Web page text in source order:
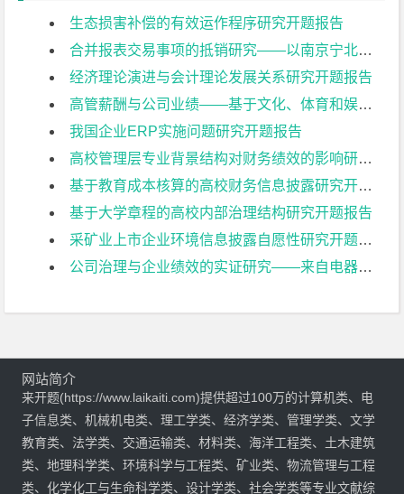
生态损害补偿的有效运作程序研究开题报告
合并报表交易事项的抵销研究——以南京宁北轨道交通有限公司为例开题报告
经济理论演进与会计理论发展关系研究开题报告
高管薪酬与公司业绩——基于文化、体育和娱乐业上市公司的实证研究开题报告
我国企业ERP实施问题研究开题报告
高校管理层专业背景结构对财务绩效的影响研究开题报告
基于教育成本核算的高校财务信息披露研究开题报告
基于大学章程的高校内部治理结构研究开题报告
采矿业上市企业环境信息披露自愿性研究开题报告
公司治理与企业绩效的实证研究——来自电器机械及器材制造业上市公司的经验证据开题报告
网站简介
来开题(https://www.laikaiti.com)提供超过100万的计算机类、电
子信息类、机械机电类、理工学类、经济学类、管理学类、文学
教育类、法学类、交通运输类、材料类、海洋工程类、土木建筑
类、地理科学类、环境科学与工程类、矿业类、物流管理与工程
类、化学化工与生命科学类、设计学类、社会学类等专业文献综